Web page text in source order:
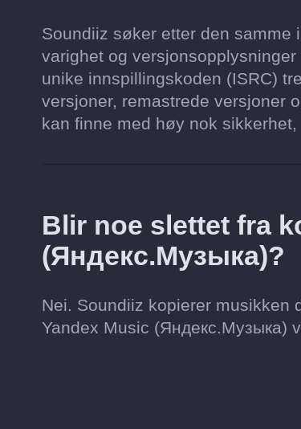
Soundiiz søker etter den samme
varighet og
unike innspillingskoden (ISRC)
versjoner, remastrede versjoner
kan finne med høy nok
Blir noe slettet fra
(Яндекс.Музыка)?
Nei. Soundiiz kopierer musikken
Yandex Music (Яндекс.Музыка)